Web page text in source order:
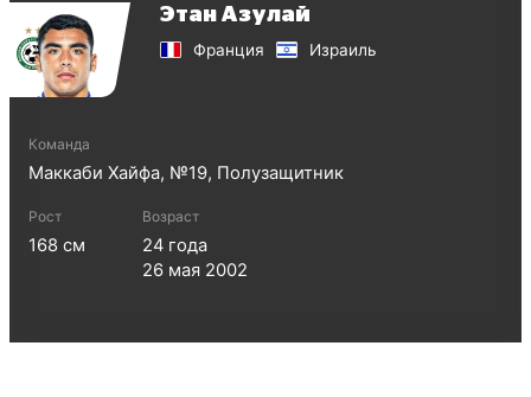
Этан Азулай
Франция Израиль
Команда
Маккаби Хайфа, №19, Полузащитник
Рост
168 см
Возраст
24 года
26 мая 2002